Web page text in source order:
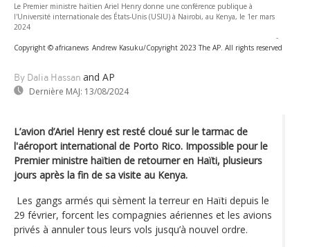
Le Premier ministre haïtien Ariel Henry donne une conférence publique à
l'Université internationale des États-Unis (USIU) à Nairobi, au Kenya, le 1er mars
2024
-
Copyright © africanews Andrew Kasuku/Copyright 2023 The AP. All rights reserved
By Dalia Hassan and AP
Dernière MAJ: 13/08/2024
L’avion d’Ariel Henry est resté cloué sur le tarmac de
l'aéroport international de Porto Rico. Impossible pour le
Premier ministre haïtien de retourner en Haïti, plusieurs
jours après la fin de sa visite au Kenya.
Les gangs armés qui sèment la terreur en Haïti depuis le
29 février, forcent les compagnies aériennes et les avions
privés à annuler tous leurs vols jusqu’à nouvel ordre.